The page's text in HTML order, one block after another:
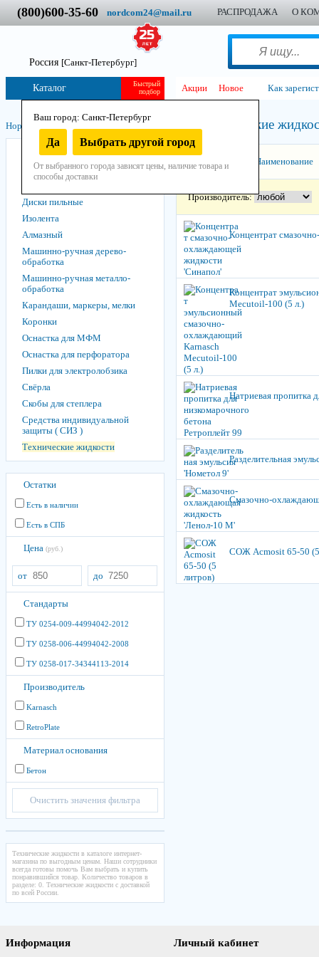
(800)600-35-60 nordcom24@mail.ru РАСПРОДАЖА О
Россия [Санкт-Петербург]
Ваш город: Санкт-Петербург
Да Выбрать другой город
От выбранного города зависят цены, наличие товара и
способы доставки
Быстрый
подбор
Каталог Акции Новое Как
Нордком Инструмент Остнастно-расходный Технические
Абразивные материалы
Биты, головки, насадки
Диски пильные
Изолента
Алмазный
Машинно-ручная дерево­
обработка
Машинно-ручная металло­
обработка
Карандаши, маркеры, мелки
Коронки
Оснастка для МФМ
Оснастка для перфоратора
Пилки для электролобзика
Свёрла
Скобы для степлера
Средства индивидуальной
защиты ( СИЗ )
Технические жидкости
Остатки
Есть в наличии
Есть в СПБ
Цена (руб.)
от до
Стандарты
ТУ 0254-009-44994042-2012
ТУ 0258-006-44994042-2008
ТУ 0258-017-34344113-2014
Производитель
Karnasch
RetroPlate
Материал основания
Бетон
Очистить значения фильтра
Технические жидкости в каталоге интернет-
магазина по выгодным ценам. Наши сотрудники
всегда готовы помочь Вам выбрать и купить
понравившийся товар. Количество товаров в
разделе: 0. Технические жидкости с доставкой
по всей России.
Наименование
Производитель:
Концентрат
Концентрат
Mecutoil-100 (5 л.)
Натриевая пропитка
Разделительная
Смазочно-
СОЖ Acmosit 65-50 (5
Информация Личный кабинет